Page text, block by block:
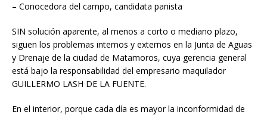
r
t
i
r
– Conocedora del campo, candidata panista
SIN solución aparente, al menos a corto o mediano plazo,
siguen los problemas internos y externos en la Junta de Aguas
y Drenaje de la ciudad de Matamoros, cuya gerencia general
está bajo la responsabilidad del empresario maquilador
GUILLERMO LASH DE LA FUENTE.
En el interior, porque cada día es mayor la inconformidad de